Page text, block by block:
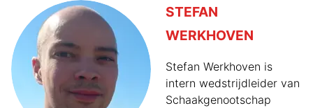
STEFAN
WERKHOVEN
Stefan Werkhoven is
intern wedstrijdleider van
Schaakgenootschap